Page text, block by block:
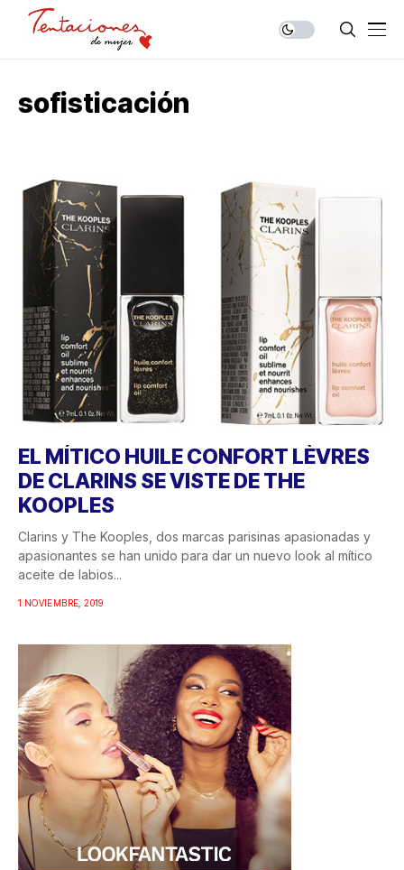
sofisticación
EL MÍTICO HUILE CONFORT LÈVRES
DE CLARINS SE VISTE DE THE
KOOPLES
Clarins y The Kooples, dos marcas parisinas apasionadas y
apasionantes se han unido para dar un nuevo look al mítico
aceite de labios...
1 NOVIEMBRE, 2019